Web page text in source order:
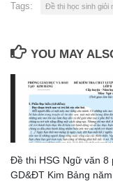
Tags: Đề thi học sinh giỏi
YOU MAY
Đề thi HSG Ngữ văn 8
GD&ĐT Kim Bảng